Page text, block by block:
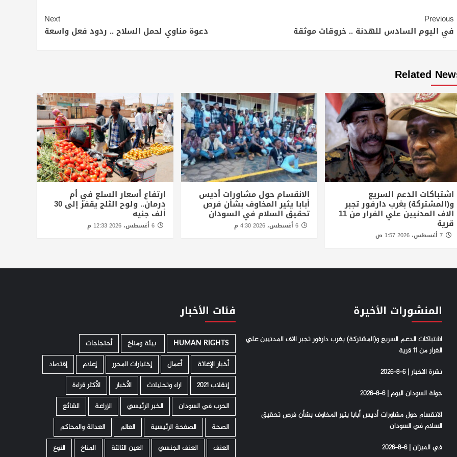
Continue
Reading
Previous
في اليوم السادس للهدنة .. خروقات موثقة
Next
دعوة مناوي لحمل السلاح .. ردود فعل واسعة
Related
اشتباكات الدعم السريع
و(المشتركة) بغرب دارفور تجبر
الاف المدنيين علي الفرار من 11
قرية
7 أغسطس، 2026 1:57 ص
الانقسام حول مشاورات أديس
أبابا يثير المخاوف بشأن فرص
تحقيق السلام في السودان
ارتفاع أسعار السلع في أم
درمان.. ولوح الثلج يقفز إلى 30
ألف جنيه
6 أغسطس، 2026 12:33 م
المنشورات الأخيرة
اشتباكات الدعم السريع و(المشتركة) بغرب دارفور تجبر الاف المدنيين علي
الفرار من 11 قرية
نشرة الاخبار | 6-8-2026
جولة السودان اليوم | 6-8-2026
الانقسام حول مشاورات أديس أبابا يثير المخاوف بشأن فرص تحقيق
السلام في السودان
في الميزان | 6-8-2026
فئات الأخبار
HUMAN RIGHTS ­ بيئة ومناخ
أحتجاجات
أخبار الإغاثة
أعمال إختيارات المحرر إعلام
إقتصاد
إنقلاب 2021
اراء وتحليلات الأخبار
الأكثر قراءة
الحرب في السودان
الخبر الرئيسي الزراعة
الشائع
الصحة
الصفحة الرئيسية العالم
العدالة والمحاكم
العنف
العنف الجنسي العين الثالثة المناخ النوع